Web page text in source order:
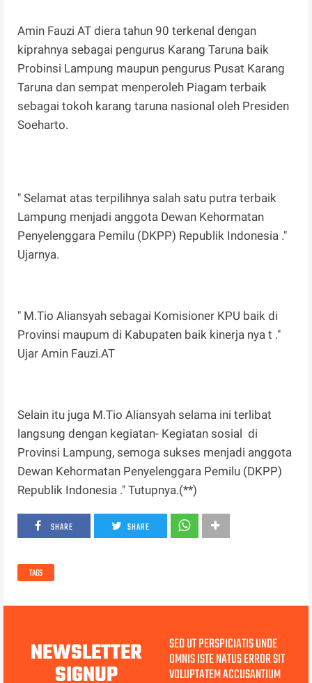
Amin Fauzi AT diera tahun 90 terkenal dengan
kiprahnya sebagai pengurus Karang Taruna baik
Probinsi Lampung maupun pengurus Pusat Karang
Taruna dan sempat menperoleh Piagam terbaik
sebagai tokoh karang taruna nasional oleh Presiden
Soeharto.
" Selamat atas terpilihnya salah satu putra terbaik
Lampung menjadi anggota Dewan Kehormatan
Penyelenggara Pemilu (DKPP) Republik Indonesia ."
Ujarnya.
" M.Tio Aliansyah sebagai Komisioner KPU baik di
Provinsi maupum di Kabupaten baik kinerja nya t ."
Ujar Amin Fauzi.AT
Selain itu juga M.Tio Aliansyah selama ini terlibat
langsung dengan kegiatan- Kegiatan sosial di
Provinsi Lampung, semoga sukses menjadi anggota
Dewan Kehormatan Penyelenggara Pemilu (DKPP)
Republik Indonesia ." Tutupnya.(**)
SHARE SHARE
TAGS
NEWSLETTER
SIGNUP
SED UT PERSPICIATIS UNDE
OMNIS ISTE NATUS ERROR SIT
VOLUPTATEM ACCUSANTIUM